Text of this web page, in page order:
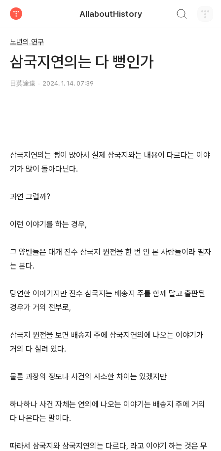
AllaboutHistory
노년의 연구
삼국지연의는 다 뻥인가
日莫途遠 2024. 1. 14. 07:39
삼국지연의는 뻥이 많아서 실제 삼국지와는 내용이 다르다는 이야
기가 많이 돌아다닌다.
과연 그럴까?
이런 이야기를 하는 경우,
그 양반들은 대개 진수 삼국지 원전을 한 번 안 본 사람들이라 필자
는 본다.
당연한 이야기지만 진수 삼국지는 배송지 주를 함께 달고 출판된
경우가 거의 전부로,
삼국지 원전을 보면 배송지 주에 삼국지연의에 나오는 이야기가
거의 다 실려 있다.
물론 과장의 정도나 사건의 사소한 차이는 있겠지만
하나하나 사건 자체는 연의에 나오는 이야기는 배송지 주에 거의
다 나온다는 말이다.
따라서 삼국지와 삼국지연의는 다르다, 라고 이야기 하는 것은 무